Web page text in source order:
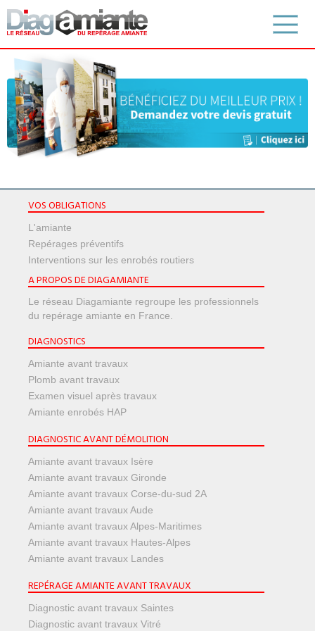
VOS OBLIGATIONS
L'amiante
Repérages préventifs
Interventions sur les enrobés routiers
A PROPOS DE DIAGAMIANTE
Le réseau Diagamiante regroupe les professionnels
du repérage amiante en France.
DIAGNOSTICS
Amiante avant travaux
Plomb avant travaux
Examen visuel après travaux
Amiante enrobés HAP
DIAGNOSTIC AVANT DÉMOLITION
Amiante avant travaux Isère
Amiante avant travaux Gironde
Amiante avant travaux Corse-du-sud 2A
Amiante avant travaux Aude
Amiante avant travaux Alpes-Maritimes
Amiante avant travaux Hautes-Alpes
Amiante avant travaux Landes
REPÉRAGE AMIANTE AVANT TRAVAUX
Diagnostic avant travaux Saintes
Diagnostic avant travaux Vitré